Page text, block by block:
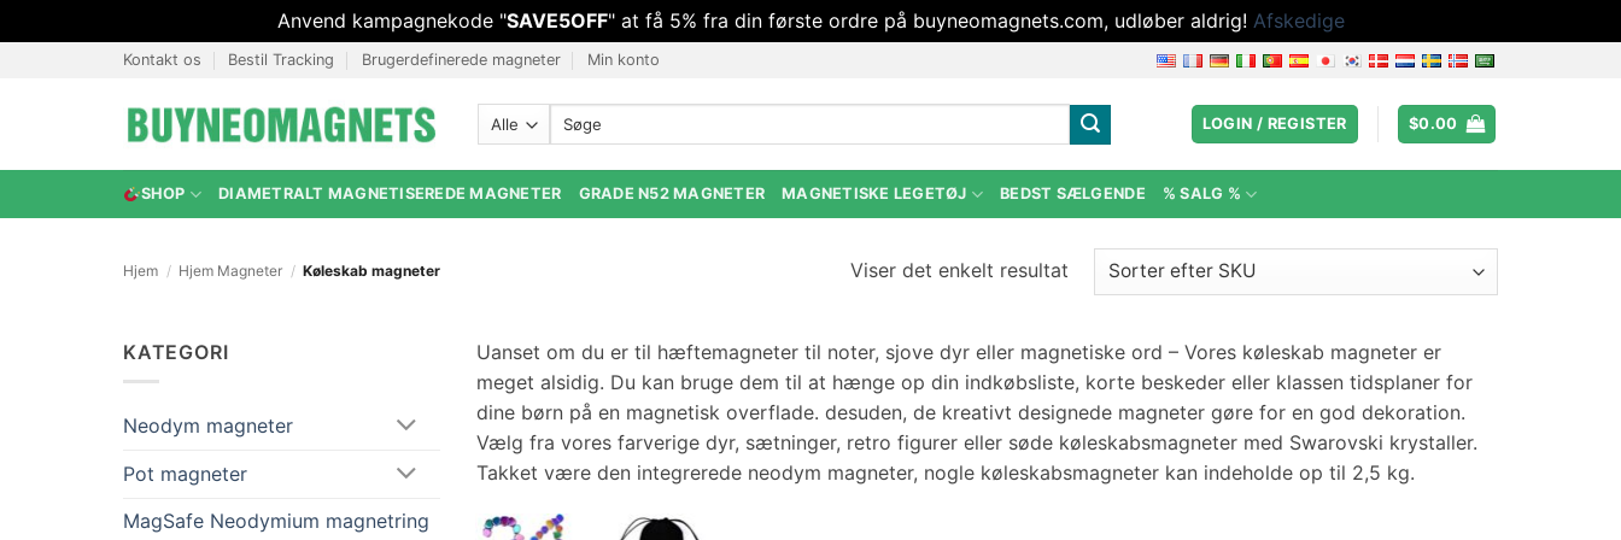
Anvend kampagnekode "SAVE5OFF" at få 5% fra din første ordre på buyneomagnets.com, udløber aldrig! Afskedige
Kontakt os Bestil Tracking Brugerdefinerede magneter Min konto
Søg
efter:
LOGIN / REGISTER $0.00
SHOP DIAMETRALT MAGNETISEREDE MAGNETER GRADE N52 MAGNETER MAGNETISKE LEGETØJ BEDST SÆLGENDE % SALG %
Hjem / Hjem Magneter / Køleskab magneter Viser det enkelt resultat
KATEGORI
Neodym magneter
Pot magneter
MagSafe Neodymium magnetring
Uanset om du er til hæftemagneter til noter, sjove dyr eller magnetiske ord – Vores køleskab magneter er
meget alsidig. Du kan bruge dem til at hænge op din indkøbsliste, korte beskeder eller klassen tidsplaner for
dine børn på en magnetisk overflade. desuden, de kreativt designede magneter gøre for en god dekoration.
Vælg fra vores farverige dyr, sætninger, retro figurer eller søde køleskabsmagneter med Swarovski krystaller.
Takket være den integrerede neodym magneter, nogle køleskabsmagneter kan indeholde op til 2,5 kg.